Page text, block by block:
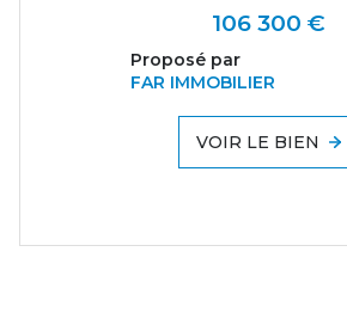
106 300 €
Proposé par
FAR IMMOBILIER
VOIR LE BIEN